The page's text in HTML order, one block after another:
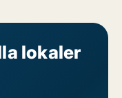
lokaler